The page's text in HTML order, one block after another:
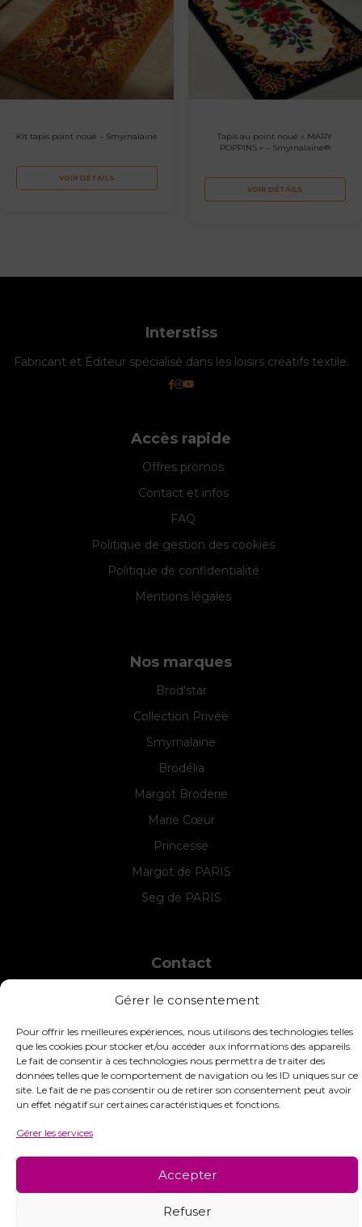
Gérer le consentement
Pour offrir les meilleures expériences, nous utilisons des technologies telles
que les cookies pour stocker et/ou accéder aux informations des appareils.
Le fait de consentir à ces technologies nous permettra de traiter des
données telles que le comportement de navigation ou les ID uniques sur ce
site. Le fait de ne pas consentir ou de retirer son consentement peut avoir
un effet négatif sur certaines caractéristiques et fonctions.
Gérer les services
Accepter
Refuser
Kit tapis point noué – Smyrnalaine
VOIR DÉTAILS
Tapis au point noué « MARY
POPPINS » – Smyrnalaine®
VOIR DÉTAILS
Interstiss
Fabricant et Éditeur spécialisé dans les loisirs créatifs textile.
Accès rapide
Offres promos
Contact et infos
FAQ
Politique de gestion des cookies
Politique de confidentialité
Mentions légales
Nos marques
Brod'star
Collection Privée
Smyrnalaine
Brodélia
Margot Broderie
Marie Cœur
Princesse
Margot de PARIS
Seg de PARIS
Contact
7 Boulevard des Frères Lumière
France
+33 (0)4 74 01 99 80
commandes@interstiss.com
© 2026 Interstiss Loisirs Créatifs. Tous droits réservés.